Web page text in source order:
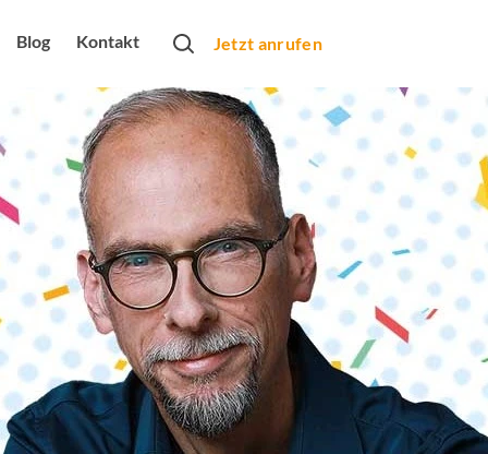
Blog Kontakt Jetzt anrufen